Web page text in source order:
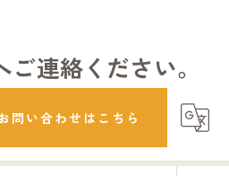
連絡ください。
問い合わせはこちら